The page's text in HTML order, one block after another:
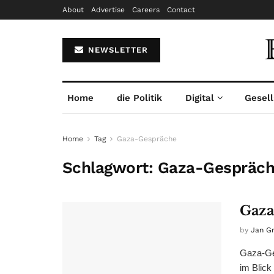
About Advertise Careers Contact
NEWSLETTER
Home die Politik Digital
Home Tag Gaza-Gespräche
Schlagwort: Gaza-
by Jan
Gaza-
im Blick